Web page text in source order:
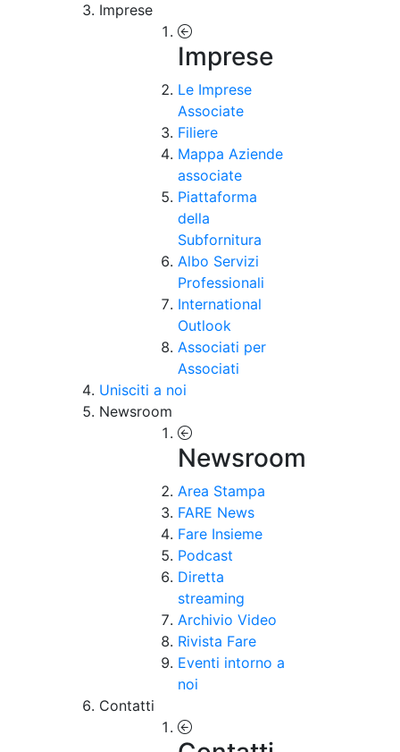
Imprese
Imprese
Le Imprese
Associate
Filiere
Mappa Aziende
associate
Piattaforma
della
Subfornitura
Albo Servizi
Professionali
International
Outlook
Associati per
Associati
Unisciti a noi
Newsroom
Newsroom
Area Stampa
FARE News
Fare Insieme
Podcast
Diretta
streaming
Archivio Video
Rivista Fare
Eventi intorno a
noi
Contatti